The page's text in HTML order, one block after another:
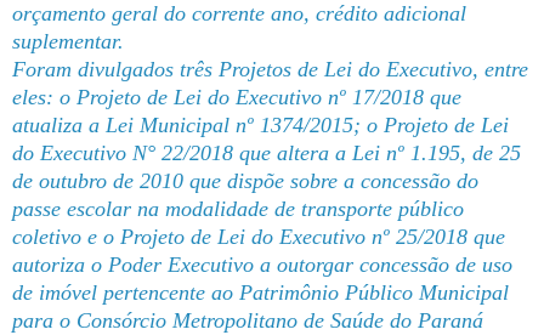
orçamento geral do corrente ano, crédito adicional
suplementar.
Foram divulgados três Projetos de Lei do Executivo, entre
eles: o Projeto de Lei do Executivo nº 17/2018 que
atualiza a Lei Municipal nº 1374/2015; o Projeto de Lei
do Executivo N° 22/2018 que altera a Lei nº 1.195, de 25
de outubro de 2010 que dispõe sobre a concessão do
passe escolar na modalidade de transporte público
coletivo e o Projeto de Lei do Executivo nº 25/2018 que
autoriza o Poder Executivo a outorgar concessão de uso
de imóvel pertencente ao Patrimônio Público Municipal
para o Consórcio Metropolitano de Saúde do Paraná